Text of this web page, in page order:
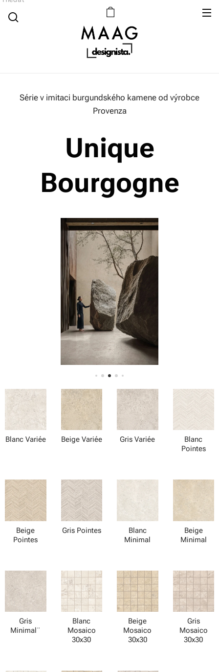
Série v imitaci burgundského kamene od výrobce
Provenza
Unique
Bourgogne
Blanc Variée Beige Variée Gris Variée
Blanc
Pointes
Beige
Pointes
Gris Pointes
Blanc
Minimal
Beige
Minimal
Gris
Minimal¨
Blanc
Mosaico
30x30
Beige
Mosaico
30x30
Gris
Mosaico
30x30